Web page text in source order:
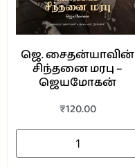
ஜெ. சைதன்யாவின்
சிந்தனை மரபு –
ஜெயமோகன்
₹120.00